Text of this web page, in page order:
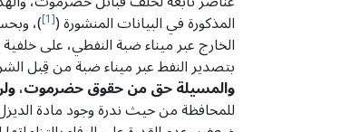
المذكورة في البيانات المنشورة ([1] )،
الخارج عبر ميناء ضبة النفطي، على
بتصدير النفط عبر ميناء ضبة من قِبل
والمسيلة حق من حقوق حضرموت، ولن
للمحافظة من حيث ندرة وجود مادة